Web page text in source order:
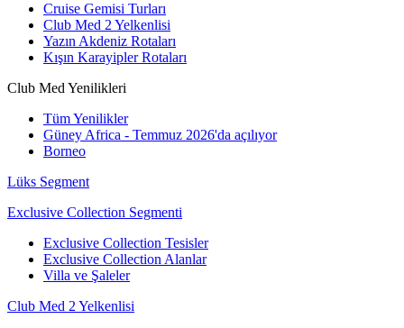
Cruise Gemisi Turları
Club Med 2 Yelkenlisi
Yazın Akdeniz Rotaları
Kışın Karayipler Rotaları
Club Med Yenilikleri
Tüm Yenilikler
Güney Africa - Temmuz 2026'da açılıyor
Borneo
Lüks Segment
Exclusive Collection Segmenti
Exclusive Collection Tesisler
Exclusive Collection Alanlar
Villa ve Şaleler
Club Med 2 Yelkenlisi